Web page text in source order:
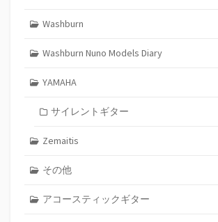
Washburn
Washburn Nuno Models Diary
YAMAHA
サイレントギター
Zemaitis
その他
アコースティックギター